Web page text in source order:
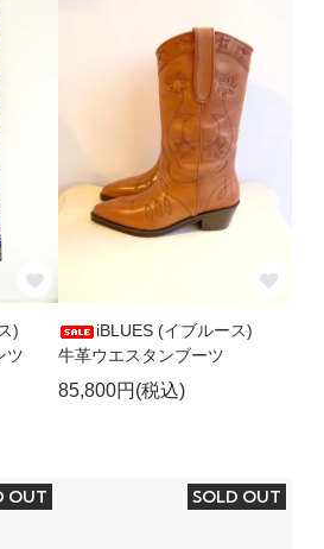
)
ツ
iBLUES (イブルース)
牛革ウエスタンブーツ
85,800円(税込)
OUT SOLD OUT